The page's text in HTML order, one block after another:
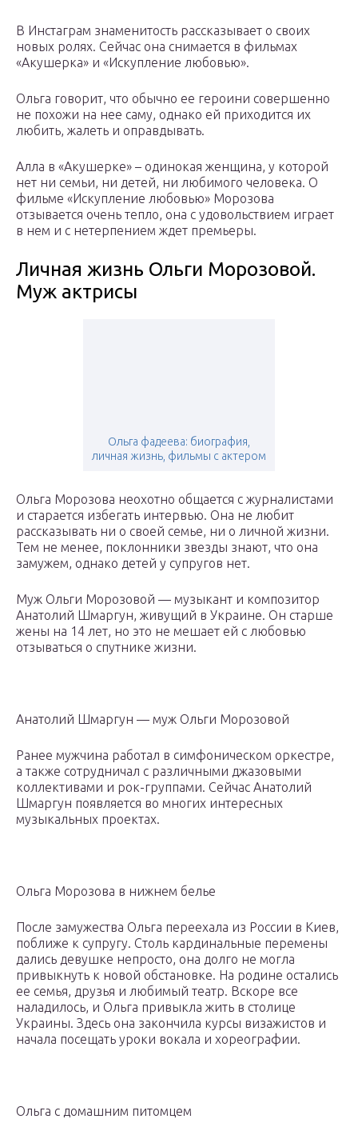
В Инстаграм знаменитость рассказывает о своих
новых ролях. Сейчас она снимается в фильмах
«Акушерка» и «Искупление любовью».
Ольга говорит, что обычно ее героини совершенно
не похожи на нее саму, однако ей приходится их
любить, жалеть и оправдывать.
Алла в «Акушерке» – одинокая женщина, у которой
нет ни семьи, ни детей, ни любимого человека. О
фильме «Искупление любовью» Морозова
отзывается очень тепло, она с удовольствием играет
в нем и с нетерпением ждет премьеры.
Личная жизнь Ольги Морозовой.
Муж актрисы
Ольга фадеева: биография,
личная жизнь, фильмы с актером
Ольга Морозова неохотно общается с журналистами
и старается избегать интервью. Она не любит
рассказывать ни о своей семье, ни о личной жизни.
Тем не менее, поклонники звезды знают, что она
замужем, однако детей у супругов нет.
Муж Ольги Морозовой — музыкант и композитор
Анатолий Шмаргун, живущий в Украине. Он старше
жены на 14 лет, но это не мешает ей с любовью
отзываться о спутнике жизни.
Анатолий Шмаргун — муж Ольги Морозовой
Ранее мужчина работал в симфоническом оркестре,
а также сотрудничал с различными джазовыми
коллективами и рок-группами. Сейчас Анатолий
Шмаргун появляется во многих интересных
музыкальных проектах.
Ольга Морозова в нижнем белье
После замужества Ольга переехала из России в Киев,
поближе к супругу. Столь кардинальные перемены
дались девушке непросто, она долго не могла
привыкнуть к новой обстановке. На родине остались
ее семья, друзья и любимый театр. Вскоре все
наладилось, и Ольга привыкла жить в столице
Украины. Здесь она закончила курсы визажистов и
начала посещать уроки вокала и хореографии.
Ольга с домашним питомцем